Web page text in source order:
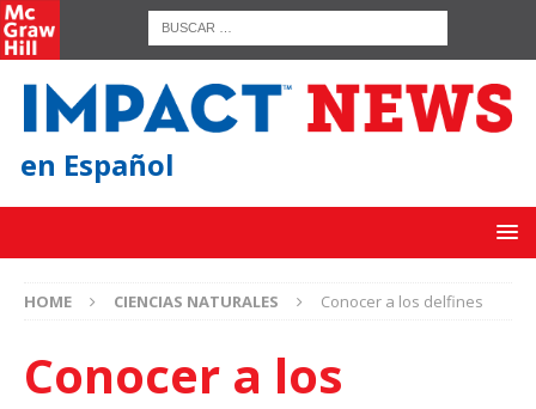
en Español
HOME CIENCIAS NATURALES Conocer a los delfines
Conocer a los